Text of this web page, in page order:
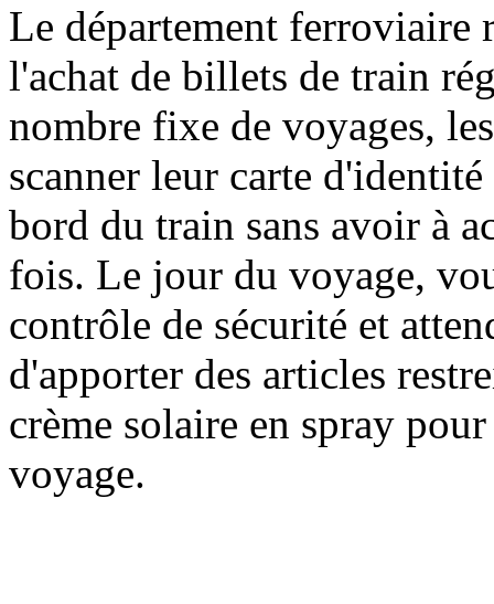
Le département ferroviaire
l'achat de billets de train
nombre fixe de voyages,
scanner leur carte
bord du train sans avoir à
fois. Le jour du voyage,
contrôle de sécurité et
d'apporter des articles
crème solaire en spray
voyage.